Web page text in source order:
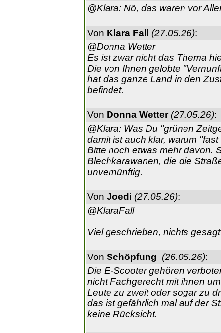
@Klara: Nö, das waren vor
Von Klara Fall (27.05.26):
@Donna Wetter
Es ist zwar nicht das Thema
Die von Ihnen gelobte
hat das ganze Land in den
befindet.
Von Donna Wetter (27.05.26):
@Klara: Was Du "grünen
damit ist auch klar, warum
Bitte noch etwas mehr davon.
Blechkarawanen, die die
unvernünftig.
Von Joedi (27.05.26):
@KlaraFall
Viel geschrieben, nichts
Von Schöpfung (26.05.26):
Die E-Scooter gehören
nicht Fachgerecht mit ihnen
Leute zu zweit oder sogar zu
das ist gefährlich mal auf der
keine Rücksicht.